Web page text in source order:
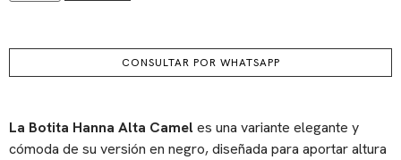
CONSULTAR POR WHATSAPP
La Botita Hanna Alta Cameles una variante elegante y
cómoda de su versión en negro, diseñada para aportar altura